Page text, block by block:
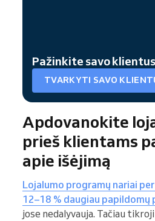
Pažinkite savo
TVARKYTI SAVO
Apdovanokite
prieš klientams
apie išėjimą
Lojalumo programų nariai
12–18 % daugiau papildomų
jose nedalyvauja. Tačiau